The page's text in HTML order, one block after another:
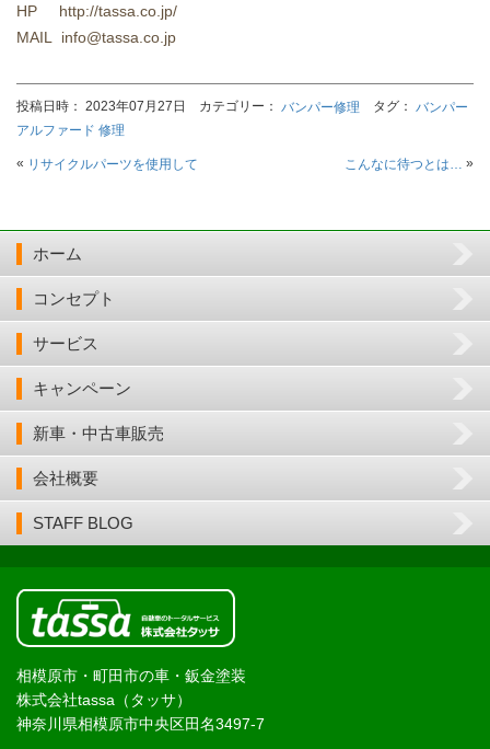
HP http://tassa.co.jp/
MAIL info@tassa.co.jp
投稿日時： 2023年07月27日 カテゴリー： バンパー修理 タグ： バンパー
アルファード 修理
« リサイクルパーツを使用して こんなに待つとは… »
ホーム
コンセプト
サービス
キャンペーン
新車・中古車販売
会社概要
STAFF BLOG
相模原市・町田市の車・鈑金塗装
株式会社tassa（タッサ）
神奈川県相模原市中央区田名3497-7